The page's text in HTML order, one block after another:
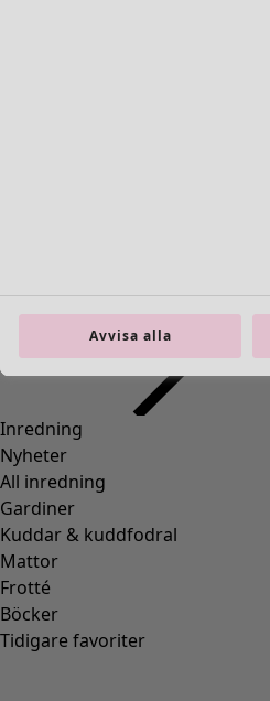
Inredning
Nyheter
All inredning
Gardiner
Kuddar & kuddfodral
Mattor
Frotté
Böcker
Tidigare favoriter
Avvisa alla